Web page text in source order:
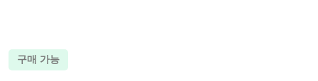
구매 가능